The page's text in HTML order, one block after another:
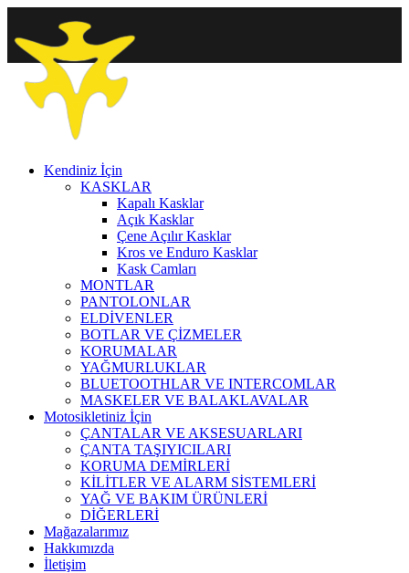
Kendiniz İçin
KASKLAR
Kapalı Kasklar
Açık Kasklar
Çene Açılır Kasklar
Kros ve Enduro Kasklar
Kask Camları
MONTLAR
PANTOLONLAR
ELDİVENLER
BOTLAR VE ÇİZMELER
KORUMALAR
YAĞMURLUKLAR
BLUETOOTHLAR VE INTERCOMLAR
MASKELER VE BALAKLAVALAR
Motosikletiniz İçin
ÇANTALAR VE AKSESUARLARI
ÇANTA TAŞIYICILARI
KORUMA DEMİRLERİ
KİLİTLER VE ALARM SİSTEMLERİ
YAĞ VE BAKIM ÜRÜNLERİ
DİĞERLERİ
Mağazalarımız
Hakkımızda
İletişim